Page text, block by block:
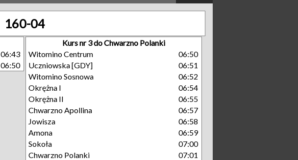
160-04
06:43
06:50
Kurs nr 3 do Chwarzno Polanki
Witomino Centrum
06:50
Uczniowska [GDY]
06:51
Witomino Sosnowa
06:52
Okrężna I
06:54
Okrężna II
06:55
Chwarzno Apollina
06:57
Jowisza
06:58
Amona
06:59
Sokoła
07:00
Chwarzno Polanki
07:01